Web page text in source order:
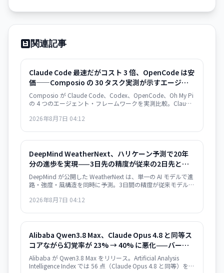
関連記事
Claude Code 最速だがコスト 3 倍、OpenCode は安
価——Composio の 30 タスク実測が示すエージェン
ト・フレームワークの選択基準
Composio が Claude Code、Codex、OpenCode、Oh My Pi
の 4 つのエージェント・フレームワークを実測比較。Claude
OpenCode は $0.073 で 2.7 倍安いが遅い。成功率は接近。
2026年8月7日 04:12
DeepMind WeatherNext、ハリケーン予測で20年
分の進歩を実現——3日先の精度が従来の2日先と同
等
DeepMind が公開した WeatherNext は、単一の AI モデルで進
路・強度・風構造を同時に予測。3日間の精度が従来モデルの
精度向上を達成した。GitHub でオープンソース化。
2026年8月7日 04:12
Alibaba Qwen3.8 Max、Claude Opus 4.8 と同等ス
コアながら幻覚率が 23% → 40% に悪化——バージ
ョン間の性能退行
Alibaba が Qwen3.8 Max をリリース。Artificial Analysis
Intelligence Index では 56 点（Claude Opus 4.8 と同等）を獲